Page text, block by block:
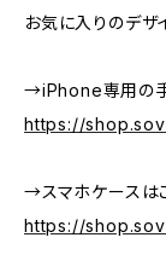
お気に入りのデザ
→iPhone専用の手
https://
→スマホケースは
https://